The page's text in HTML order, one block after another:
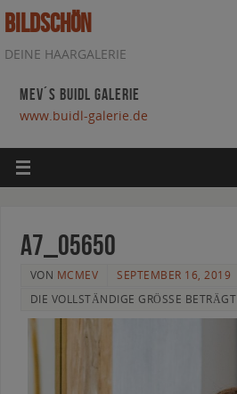
BILDSCHÖN
DEINE HAARGALERIE
MEV´S BUIDL GALERIE
www.buidl-galerie.de
A7_05650
VON MCMEV
SEPTEMBER 16, 2019
DIE VOLLSTÄNDIGE GRÖSSE BETRÄGT